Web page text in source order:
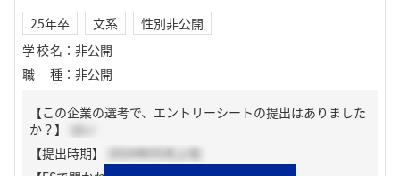
25年卒 文系
性別非公開
学校名 ： 非公開
職種 ： 非公開
【この企業の選考で、エントリーシートの提出はありました
か？】
はい
【提出時期】
2024年05月上旬